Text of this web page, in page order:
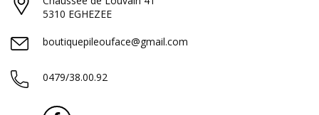
5310 EGHEZEE
boutiquepileouface@gmail.com
0479/38.00.92